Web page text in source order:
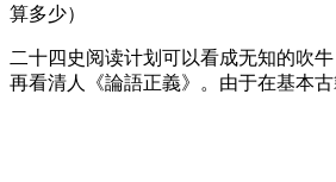
算多少）
二十四史阅读计划可以看成无知的吹
再看清人《論語正義》。由于在基本